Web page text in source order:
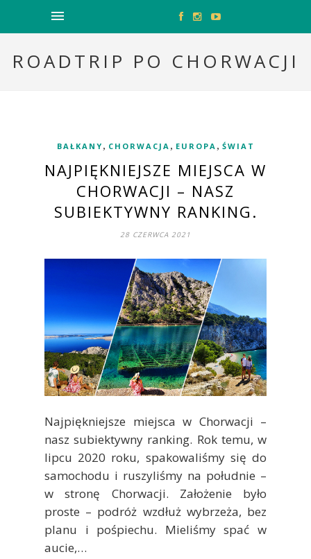
ROADTRIP PO CHORWACJI
BAŁKANY , CHORWACJA , EUROPA , ŚWIAT
NAJPIĘKNIEJSZE MIEJSCA W
CHORWACJI – NASZ
SUBIEKTYWNY RANKING.
28 CZERWCA 2021
Najpiękniejsze miejsca w Chorwacji –
nasz subiektywny ranking. Rok temu, w
lipcu 2020 roku, spakowaliśmy się do
samochodu i ruszyliśmy na południe –
w stronę Chorwacji. Założenie było
proste – podróż wzdłuż wybrzeża, bez
planu i pośpiechu. Mieliśmy spać w
aucie,…